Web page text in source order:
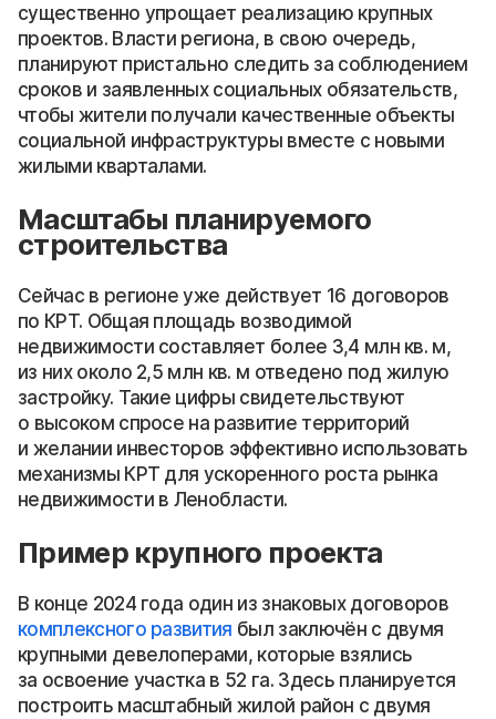
существенно упрощает реализацию крупных
проектов. Власти региона, в свою очередь,
планируют пристально следить за соблюдением
сроков и заявленных социальных обязательств,
чтобы жители получали качественные объекты
социальной инфраструктуры вместе с новыми
жилыми кварталами.
Масштабы планируемого
строительства
Сейчас в регионе уже действует 16 договоров
по КРТ. Общая площадь возводимой
недвижимости составляет более 3,4 млн кв. м,
из них около 2,5 млн кв. м отведено под жилую
застройку. Такие цифры свидетельствуют
о высоком спросе на развитие территорий
и желании инвесторов эффективно использовать
механизмы КРТ для ускоренного роста рынка
недвижимости в Ленобласти.
Пример крупного проекта
В конце 2024 года один из знаковых договоров
комплексного развития был заключён с двумя
крупными девелоперами, которые взялись
за освоение участка в 52 га. Здесь планируется
построить масштабный жилой район с двумя